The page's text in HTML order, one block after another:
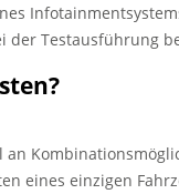
Testausführung
eines einzigen